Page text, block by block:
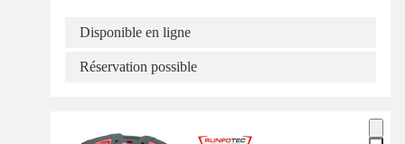
Disponible en ligne
Réservation possible